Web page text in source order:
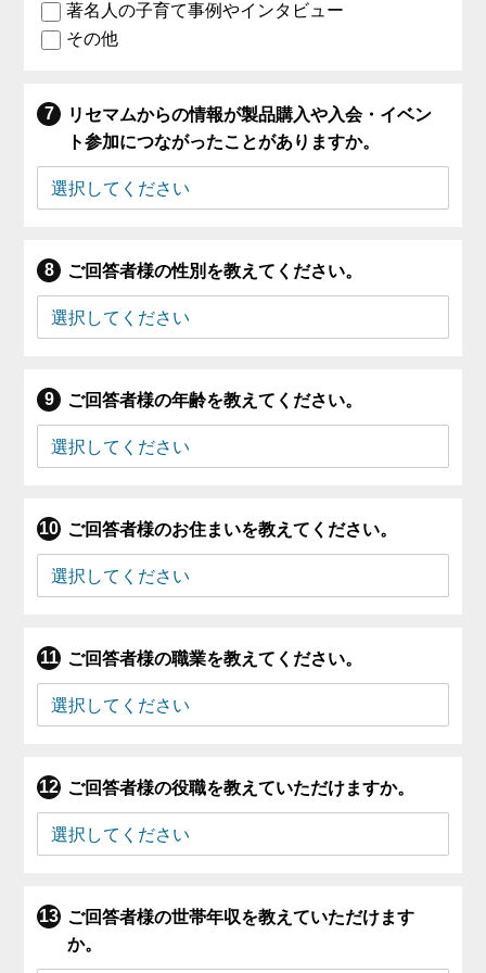
著名人の子育て事例やインタビュー
その他
リセマムからの情報が製品購入や入会・イベン
ト参加につながったことがありますか。
ご回答者様の性別を教えてください。
ご回答者様の年齢を教えてください。
ご回答者様のお住まいを教えてください。
ご回答者様の職業を教えてください。
ご回答者様の役職を教えていただけますか。
ご回答者様の世帯年収を教えていただけます
か。